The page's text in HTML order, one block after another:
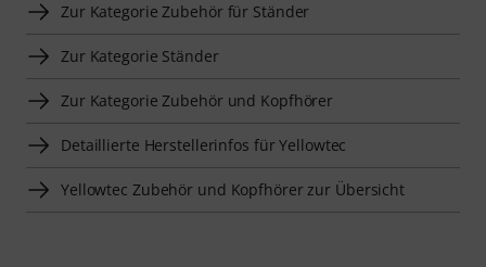
Zur Kategorie Zubehör für Ständer
Zur Kategorie Ständer
Zur Kategorie Zubehör und Kopfhörer
Detaillierte Herstellerinfos für Yellowtec
Yellowtec Zubehör und Kopfhörer zur Übersicht